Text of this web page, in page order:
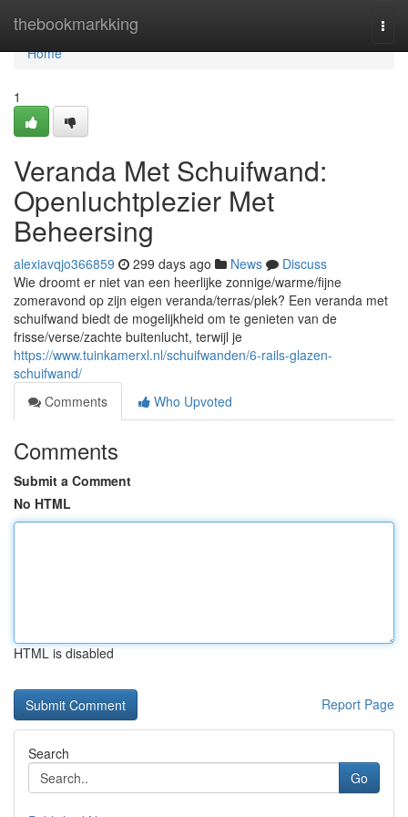
thebookmarkking
Home
Home
1
Veranda Met Schuifwand:
Openluchtplezier Met
Beheersing
alexiavqjo366859 299 days ago News
Discuss
Wie droomt er niet van een heerlijke zonnige/warme/fijne
zomeravond op zijn eigen veranda/terras/plek? Een veranda met
schuifwand biedt de mogelijkheid om te genieten van de
frisse/verse/zachte buitenlucht, terwijl je
https://www.tuinkamerxl.nl/schuifwanden/6-rails-glazen-
schuifwand/
Comments
Who Upvoted
Comments
Submit a Comment
No HTML
HTML is disabled
Report Page
Search
Go